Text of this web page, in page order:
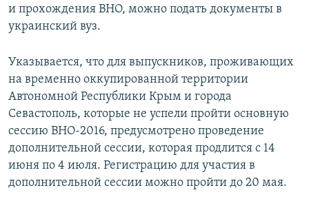
и прохождения ВНО, можно подать документы в
украинский вуз.
Указывается, что для выпускников, проживающих
на временно оккупированной территории
Автономной Республики Крым и города
Севастополь, которые не успели пройти основную
сессию ВНО-2016, предусмотрено проведение
дополнительной сессии, которая продлится с 14
июня по 4 июля. Регистрацию для участия в
дополнительной сессии можно пройти до 20 мая.